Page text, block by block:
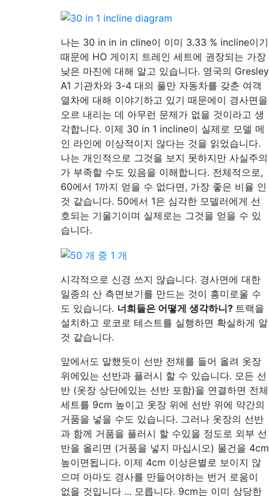
나는 30 in in in cline이 이미 3.33 % incline이기
때문에 HO 게이지 트레인 세트에 권장되는 가장
낮은 마진에 대해 알고 있습니다. 영국의 Gresley
A1 기관차와 3-4 대의 풀만 자동차를 갖춘 여객
열차에 대해 이야기하고 있기 때문에이 경사면을
오르 내리는 데 아무런 문제가 없을 것이라고 생
각합니다. 이제 30 in 1 incline이 실제로 모델 메
인 라인에 이상적이지 않다는 것을 읽었습니다.
나는 개인적으로 그것을 보지 못하지만 사실주의
가 부족할 수도 있음을 이해합니다. 전체적으로,
60에서 1까지 얻을 수 없다면, 가장 좋은 비율 인
것 같습니다. 50에서 1은 심각한 모델러에게 선
호되는 기울기이며 실제로는 그것을 얻을 수 있
습니다.
시각적으로 신경 쓰지 않습니다. 경사면에 대한
일종의 산 측면보기를 만드는 것이 흥미로울 수
도 있습니다. 너희들은 어떻게 생각하니? 트랙을
설치하고 로코로 테스트를 실행하면 확실하게 알
것 같습니다.
앞에서도 말했듯이 선반 전체를 들어 올려 옷장
위에있는 선반과 플러시 할 수 있습니다. 모든 선
반 (옷장 상단에있는 선반 포함)을 연결하면 전체
세트를 9cm 높이고 옷장 위에 선반 위에 약간의
거품을 넣을 수도 있습니다. 그러나 옷장의 선반
과 함께 거품을 플러시 할 수있을 정도로 외부 선
반을 올리면 (거품을 넣지 마십시오) 물건을 4cm
높이면됩니다. 이제 4cm 이상은별로 보이지 않
으며 아마도 경사를 만들어야하는 번거 로움이
없을 것입니다 ... 모릅니다. 9cm는 이미 상당한